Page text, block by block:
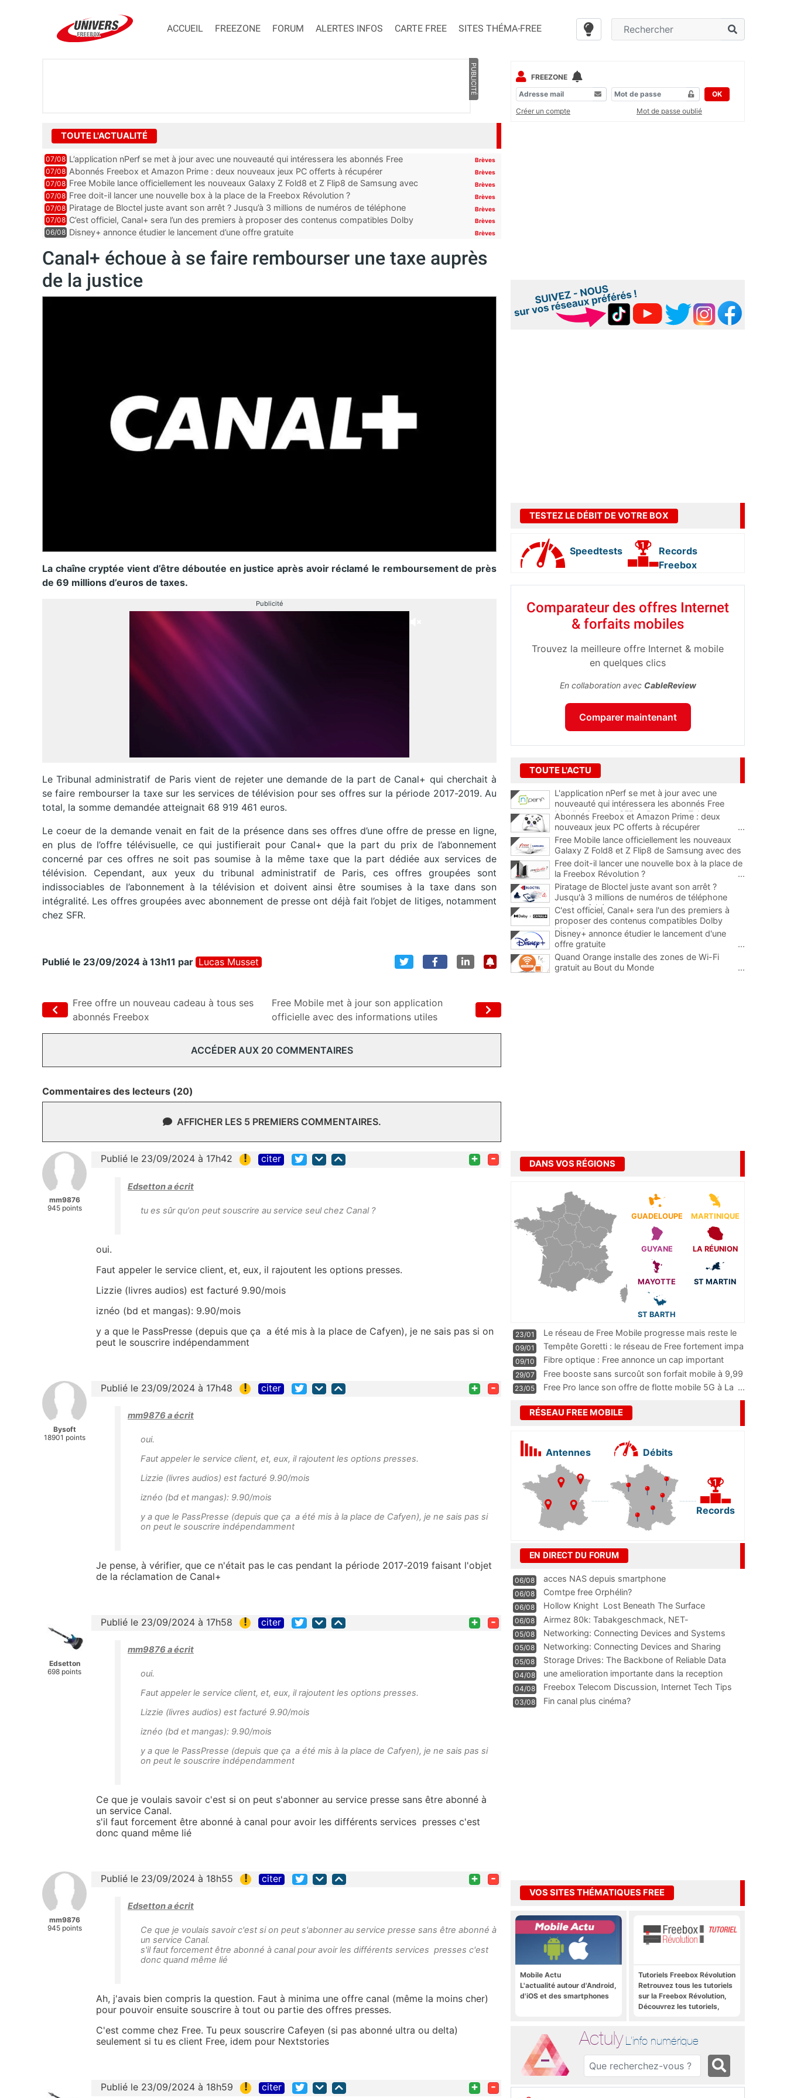
ACCUEIL FREEZONE FORUM ALERTES INFOS CARTE FREE SITES THÉMA-FREE
PUBLICITÉ
TOUTE L'ACTUALITÉ
07/08 L’application nPerf se met à jour avec une nouveauté qui intéressera les abonnés Free
Mobile, Orange, SFR ...
Brèves
07/08 Abonnés Freebox et Amazon Prime : deux nouveaux jeux PC offerts à récupérer Brèves
07/08 Free Mobile lance officiellement les nouveaux Galaxy Z Fold8 et Z Flip8 de Samsung avec
des promos et des cadeaux
Brèves
07/08 Free doit-il lancer une nouvelle box à la place de la Freebox Révolution ? Brèves
07/08 Piratage de Bloctel juste avant son arrêt ? Jusqu’à 3 millions de numéros de téléphone
auraient fuité
Brèves
07/08 C’est officiel, Canal+ sera l’un des premiers à proposer des contenus compatibles Dolby
Vision 2
Brèves
06/08 Disney+ annonce étudier le lancement d’une offre gratuite Brèves
Canal+ échoue à se faire rembourser une taxe auprès
de la justice
La chaîne cryptée vient d’être déboutée en justice après avoir réclamé le remboursement de près
de 69 millions d’euros de taxes.
Publicité
Le Tribunal administratif de Paris vient de rejeter une demande de la part de Canal+ qui cherchait à
se faire rembourser la taxe sur les services de télévision pour ses offres sur la période 2017-2019. Au
total, la somme demandée atteignait 68 919 461 euros.
Le coeur de la demande venait en fait de la présence dans ses offres d’une offre de presse en ligne,
en plus de l’offre télévisuelle, ce qui justifierait pour Canal+ que la part du prix de l’abonnement
concerné par ces offres ne soit pas soumise à la même taxe que la part dédiée aux services de
télévision. Cependant, aux yeux du tribunal administratif de Paris, ces offres groupées sont
indissociables de l’abonnement à la télévision et doivent ainsi être soumises à la taxe dans son
intégralité. Les offres groupées avec abonnement de presse ont déjà fait l’objet de litiges, notamment
chez SFR.
Publié le 23/09/2024 à 13h11 par Lucas Musset
Free offre un nouveau cadeau à tous ses
abonnés Freebox
Free Mobile met à jour son application
officielle avec des informations utiles
ACCÉDER AUX 20 COMMENTAIRES
Commentaires des lecteurs (20)
AFFICHER LES 5 PREMIERS COMMENTAIRES.
mm9876
945 points
Publié le 23/09/2024 à 17h42 ! citer + -
Edsetton a écrit
tu es sûr qu'on peut souscrire au service seul chez Canal ?
oui.
Faut appeler le service client, et, eux, il rajoutent les options presses.
Lizzie (livres audios) est facturé 9.90/mois
iznéo (bd et mangas): 9.90/mois
y a que le PassPresse (depuis que ça a été mis à la place de Cafyen), je ne sais pas si on
peut le souscrire indépendamment
Bysoft
18901 points
Publié le 23/09/2024 à 17h48 ! citer + -
mm9876 a écrit
oui.
Faut appeler le service client, et, eux, il rajoutent les options presses.
Lizzie (livres audios) est facturé 9.90/mois
iznéo (bd et mangas): 9.90/mois
y a que le PassPresse (depuis que ça a été mis à la place de Cafyen), je ne sais pas si
on peut le souscrire indépendamment
Je pense, à vérifier, que ce n'était pas le cas pendant la période 2017-2019 faisant l'objet
de la réclamation de Canal+
Edsetton
698 points
Publié le 23/09/2024 à 17h58 ! citer + -
mm9876 a écrit
oui.
Faut appeler le service client, et, eux, il rajoutent les options presses.
Lizzie (livres audios) est facturé 9.90/mois
iznéo (bd et mangas): 9.90/mois
y a que le PassPresse (depuis que ça a été mis à la place de Cafyen), je ne sais pas si
on peut le souscrire indépendamment
Ce que je voulais savoir c'est si on peut s'abonner au service presse sans être abonné à
un service Canal.
s'il faut forcement être abonné à canal pour avoir les différents services presses c'est
donc quand même lié
mm9876
945 points
Publié le 23/09/2024 à 18h55 ! citer + -
Edsetton a écrit
Ce que je voulais savoir c'est si on peut s'abonner au service presse sans être abonné à
un service Canal.
s'il faut forcement être abonné à canal pour avoir les différents services presses c'est
donc quand même lié
Ah, j'avais bien compris la question. Faut à minima une offre canal (même la moins cher)
pour pouvoir ensuite souscrire à tout ou partie des offres presses.
C'est comme chez Free. Tu peux souscrire Cafeyen (si pas abonné ultra ou delta)
seulement si tu es client Free, idem pour Nextstories
Publié le 23/09/2024 à 18h59 ! citer + -
FREEZONE
OK
Créer un compte
Mot de passe oublié
TESTEZ LE DÉBIT DE VOTRE BOX
Speedtests
Records
Freebox
Comparateur des offres Internet
& forfaits mobiles
Trouvez la meilleure offre Internet & mobile
en quelques clics
En collaboration avec CableReview
Comparer maintenant
TOUTE L'ACTU
L'application nPerf se met à jour avec une
nouveauté qui intéressera les abonnés Free
Mobile, Orange, SFR et Bouygues Telecom
Abonnés Freebox et Amazon Prime : deux
nouveaux jeux PC offerts à récupérer
...
Free Mobile lance officiellement les nouveaux
Galaxy Z Fold8 et Z Flip8 de Samsung avec des
promos et des cadeaux
...
Free doit-il lancer une nouvelle box à la place de
la Freebox Révolution ?
...
Piratage de Bloctel juste avant son arrêt ?
Jusqu'à 3 millions de numéros de téléphone
auraient fuité
C'est officiel, Canal+ sera l'un des premiers à
proposer des contenus compatibles Dolby
Vision 2
Disney+ annonce étudier le lancement d'une
offre gratuite
...
Quand Orange installe des zones de Wi-Fi
gratuit au Bout du Monde
...
DANS VOS RÉGIONS
GUADELOUPE MARTINIQUE
GUYANE LA RÉUNION
MAYOTTE ST MARTIN
ST BARTH
23/01
Le réseau de Free Mobile progresse mais reste le
m
...
09/01
Tempête Goretti : le réseau de Free fortement impa
09/10
Fibre optique : Free annonce un cap important
pass
...
29/07
Free booste sans surcoût son forfait mobile à 9,99
23/05 Free Pro lance son offre de flotte mobile 5G à La ...
RÉSEAU FREE MOBILE
Antennes Débits
Records
EN DIRECT DU FORUM
06/08 acces NAS depuis smartphone
06/08 Comtpe free Orphélin?
06/08 Hollow Knight  Lost Beneath The Surface
06/08
Airmez 80k: Tabakgeschmack, NET-
Technologie und Leistung im
05/08 Networking: Connecting Devices and Systems
05/08
Networking: Connecting Devices and Sharing
Information
05/08
Storage Drives: The Backbone of Reliable Data
Management
04/08
une amelioration importante dans la reception
WIFI
04/08
Freebox Telecom Discussion, Internet Tech Tips
Communi
03/08 Fin canal plus cinéma?
VOS SITES THÉMATIQUES FREE
Mobile Actu
L'actualité autour d'Android,
d'iOS et des smartphones
Tutoriels Freebox Révolution
Retrouvez tous les tutoriels
sur la Freebox Révolution,
Découvrez les tutoriels,
Freebox Server, Freebox
Actuly L'info numérique